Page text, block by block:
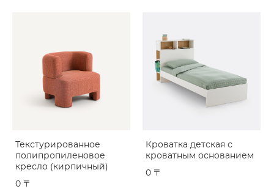
Текстурированное
полипропиленовое
кресло (кирпичный)
0 〒
Кроватка детская с
кроватным основанием
0 〒